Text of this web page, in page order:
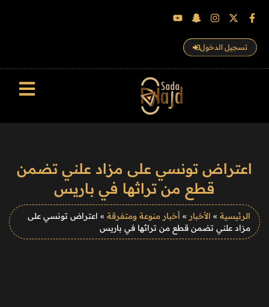
تسجيل الدخول
اعتراض تونسي على مزاد علني تضمن
قطع من تراثها في باريس
الرئيسية » الأخبار » أخبار منوعة ومتفرقة » اعتراض تونسي على
مزاد علني تضمن قطع من تراثها في باريس